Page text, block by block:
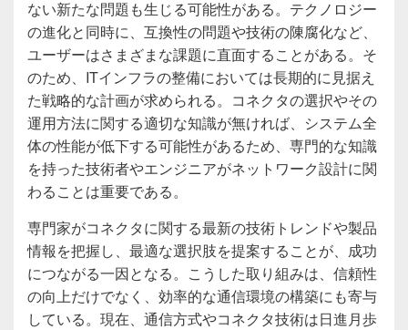
ない新たな問題も生じる可能性がある。テクノロジー
の進化と同時に、互換性の問題や技術の陳腐化など、
ユーザーはさまざまな課題に直面することがある。そ
のため、ITインフラの整備においては長期的に見据え
た戦略的な計画が求められる。コネクタの選択やその
運用方法に関する適切な知識が無ければ、システム全
体の性能が低下する可能性があるため、専門的な知識
を持った技術者やエンジニアがネットワーク設計に関
わることは重要である。
専門家がコネクタに関する最新の技術トレンドや製品
情報を把握し、最適な選択肢を提案することが、成功
につながる一因となる。こうした取り組みは、信頼性
の向上だけでなく、効率的な通信環境の構築にも寄与
している。現在、通信方式やコネクタ技術は日進月歩